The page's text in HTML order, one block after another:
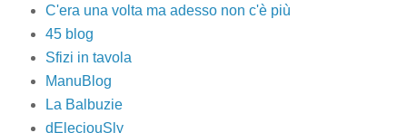
C'era una volta ma adesso non c'è più
45 blog
Sfizi in tavola
ManuBlog
La Balbuzie
dEleciouSly